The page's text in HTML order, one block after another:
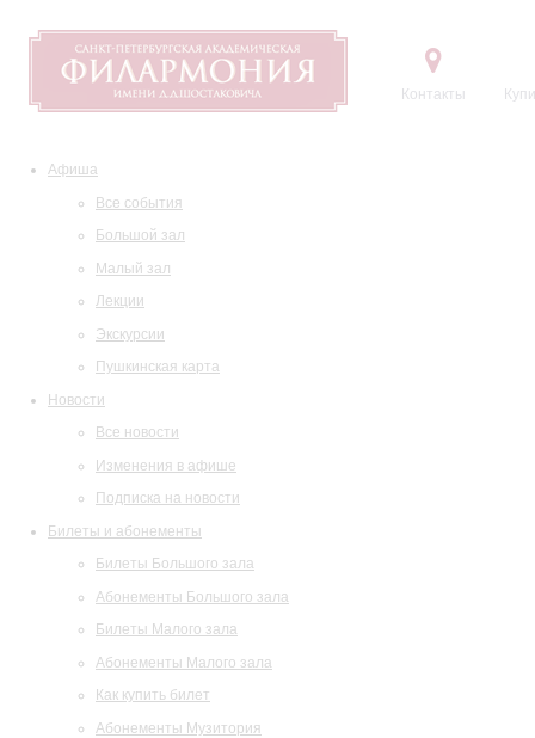
Контакты
Афиша
Все события
Большой зал
Малый зал
Лекции
Экскурсии
Пушкинская карта
Новости
Все новости
Изменения в афише
Подписка на новости
Билеты и абонементы
Билеты Большого зала
Абонементы Большого зала
Билеты Малого зала
Абонементы Малого зала
Как купить билет
Абонементы Музитория